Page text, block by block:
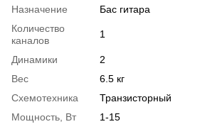
Назначение
Бас гитара
Количество
каналов
1
Динамики
2
Вес
6.5 кг
Схемотехника
Транзисторный
Мощность, Вт
1-15